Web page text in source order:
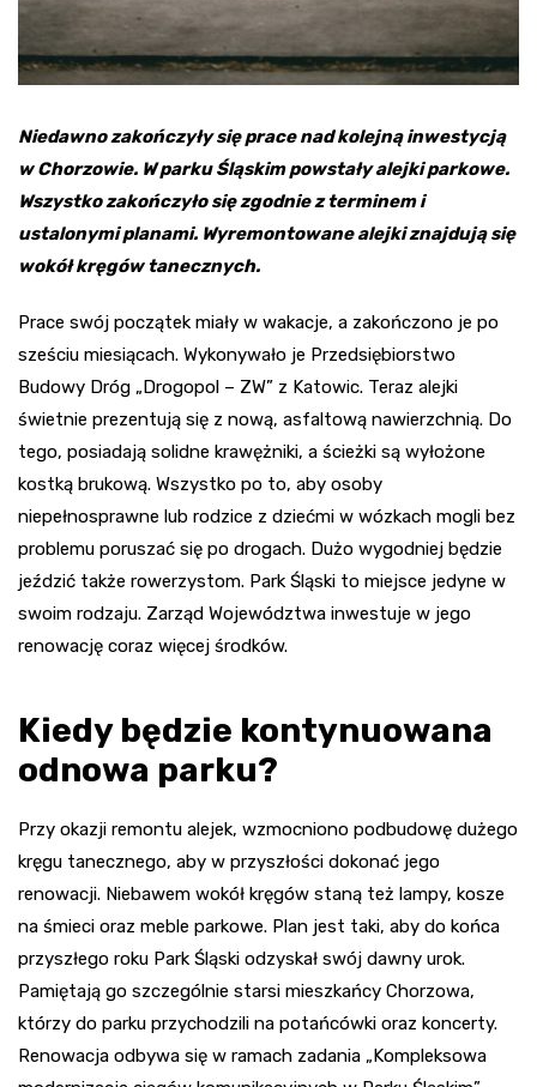
Niedawno zakończyły się prace nad kolejną inwestycją
w Chorzowie. W parku Śląskim powstały alejki parkowe.
Wszystko zakończyło się zgodnie z terminem i
ustalonymi planami. Wyremontowane alejki znajdują się
wokół kręgów tanecznych.
Prace swój początek miały w wakacje, a zakończono je po
sześciu miesiącach. Wykonywało je Przedsiębiorstwo
Budowy Dróg „Drogopol – ZW” z Katowic. Teraz alejki
świetnie prezentują się z nową, asfaltową nawierzchnią. Do
tego, posiadają solidne krawężniki, a ścieżki są wyłożone
kostką brukową. Wszystko po to, aby osoby
niepełnosprawne lub rodzice z dziećmi w wózkach mogli bez
problemu poruszać się po drogach. Dużo wygodniej będzie
jeździć także rowerzystom. Park Śląski to miejsce jedyne w
swoim rodzaju. Zarząd Województwa inwestuje w jego
renowację coraz więcej środków.
Kiedy będzie kontynuowana
odnowa parku?
Przy okazji remontu alejek, wzmocniono podbudowę dużego
kręgu tanecznego, aby w przyszłości dokonać jego
renowacji. Niebawem wokół kręgów staną też lampy, kosze
na śmieci oraz meble parkowe. Plan jest taki, aby do końca
przyszłego roku Park Śląski odzyskał swój dawny urok.
Pamiętają go szczególnie starsi mieszkańcy Chorzowa,
którzy do parku przychodzili na potańcówki oraz koncerty.
Renowacja odbywa się w ramach zadania „Kompleksowa